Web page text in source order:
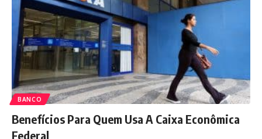
BANCO
Benefícios Para Quem Usa A Caixa Econômica
Federal